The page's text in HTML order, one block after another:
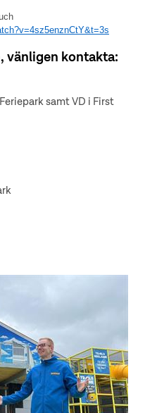
vänligen kontakta:
samt VD i First